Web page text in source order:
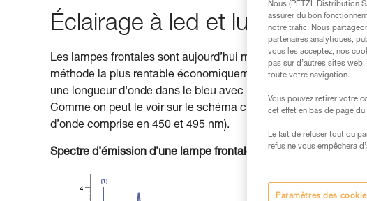
Éclairage à led et lumière bleue
Les lampes frontales sont aujourd’hui majoritairement
méthode la plus rentable économiquement pour fabriquer des
une longueur d'onde dans le bleu avec un luminophore jaune.
Comme on peut le voir sur le schéma ci-dessous, les leds
d’onde comprise en 450 et 495 nm).
Spectre d’émission d’une lampe frontale Petzl
Nous (PETZL Distribution
assurer du bon
notre trafic. Nous
partenaires analytiques,
vous les acceptez, nos
pas sur d’autres sites
toute votre navigation.
Vous pouvez retirer votre
cet effet en bas de page du
Le fait de refuser tout ou
refus ne vous empêchera
Paramètres des